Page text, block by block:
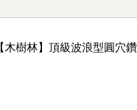
【木樹林】頂級波浪型圓穴